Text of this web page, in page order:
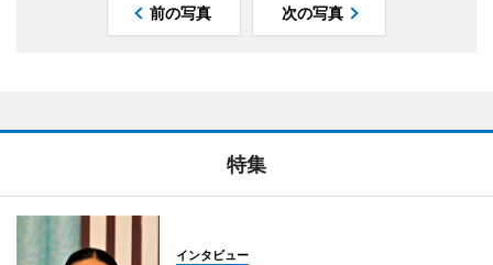
前の写真 次の写真
特集
インタビュー